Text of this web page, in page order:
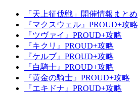
「天上征伐戦」開催情報まとめ
『マクスウェル』PROUD+攻略
『ツヴァイ』PROUD+攻略
『キクリ』PROUD+攻略
『ケルブ』PROUD+攻略
『白騎士』PROUD+攻略
『黄金の騎士』PROUD+攻略
『エキドナ』PROUD+攻略